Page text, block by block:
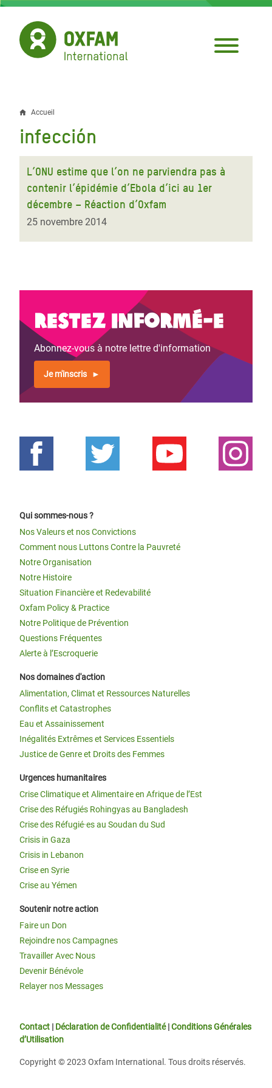
Aller
contenu
principal
Fil
d'Ariane
Accueil
infección
L’ONU estime que l’on ne parviendra pas à
contenir l’épidémie d’Ebola d’ici au 1er
décembre – Réaction d’Oxfam
25 novembre 2014
Restez informé-e
Abonnez-vous à notre lettre d'information
Je m'inscris
Qui sommes-nous ?
Nos Valeurs et nos Convictions
Comment nous Luttons Contre la Pauvreté
Notre Organisation
Notre Histoire
Situation Financière et Redevabilité
Oxfam Policy & Practice
Notre Politique de Prévention
Questions Fréquentes
Alerte à l’Escroquerie
Nos domaines d'action
Alimentation, Climat et Ressources Naturelles
Conflits et Catastrophes
Eau et Assainissement
Inégalités Extrêmes et Services Essentiels
Justice de Genre et Droits des Femmes
Urgences humanitaires
Crise Climatique et Alimentaire en Afrique de l’Est
Crise des Réfugiés Rohingyas au Bangladesh
Crise des Réfugié·es au Soudan du Sud
Crisis in Gaza
Crisis in Lebanon
Crise en Syrie
Crise au Yémen
Soutenir notre action
Faire un Don
Rejoindre nos Campagnes
Travailler Avec Nous
Devenir Bénévole
Relayer nos Messages
Contact | Déclaration de Confidentialité|Conditions Générales
d’Utilisation
Copyright © 2023 Oxfam International. Tous droits réservés.